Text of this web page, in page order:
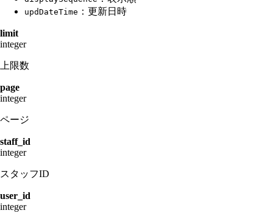
updDateTime ：更新日時
limit
integer
上限数
page
integer
ページ
staff_id
integer
スタッフID
user_id
integer